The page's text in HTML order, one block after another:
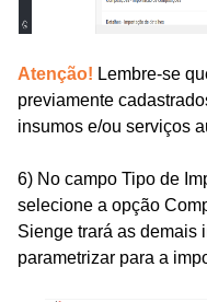
Atenção! Lembre-se
previamente
insumos e/ou serviços
6) No campo Tipo de
selecione a opção
Sienge trará as demais
parametrizar para a